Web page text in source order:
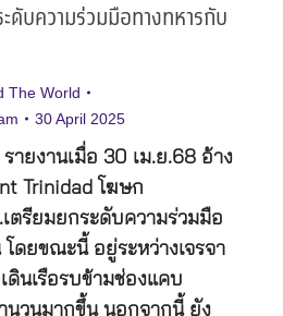
บความร่วมมือทางทหารกับ
The World
30 April 2025
ายงานเมื่อ 30 เม.ย.68 อ้าง
Trinidad โฆษก
ตรียมยกระดับความร่วมมือ
ดยขณะนี้ อยู่ระหว่างเจรจา
ดินเรือรบข้ามช่องแคบ
นวนมากขึ้น นอกจากนี้ ยัง